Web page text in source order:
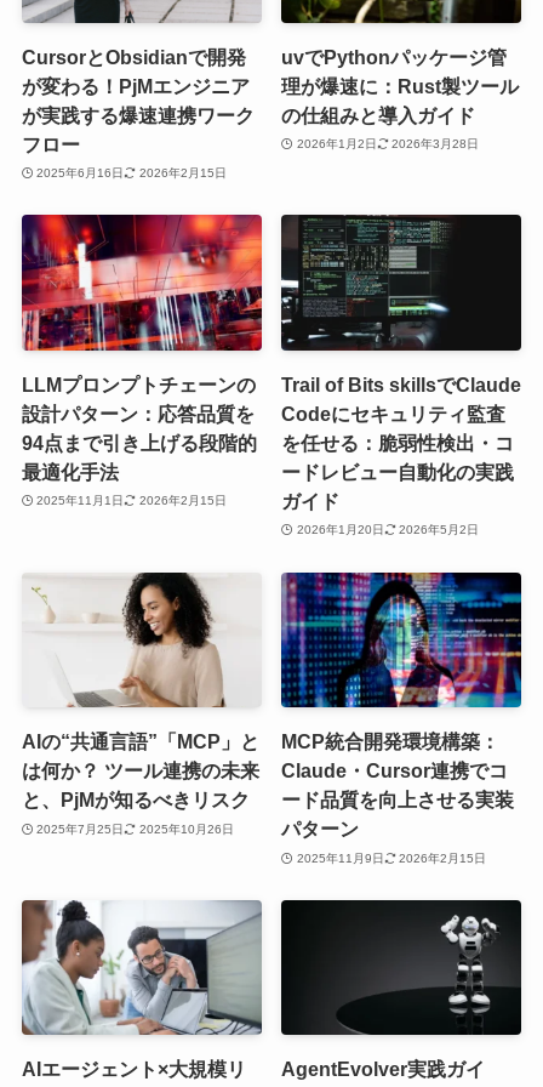
CursorとObsidianで開発
が変わる！PjMエンジニア
が実践する爆速連携ワーク
フロー
2025年6月16日 2026年2月15日
uvでPythonパッケージ管
理が爆速に：Rust製ツール
の仕組みと導入ガイド
2026年1月2日 2026年3月28日
LLMプロンプトチェーンの
設計パターン：応答品質を
94点まで引き上げる段階的
最適化手法
2025年11月1日 2026年2月15日
Trail of Bits skillsでClaude
Codeにセキュリティ監査
を任せる：脆弱性検出・コ
ードレビュー自動化の実践
ガイド
2026年1月20日 2026年5月2日
AIの“共通言語”「MCP」と
は何か？ ツール連携の未来
と、PjMが知るべきリスク
2025年7月25日 2025年10月26日
MCP統合開発環境構築：
Claude・Cursor連携でコ
ード品質を向上させる実装
パターン
2025年11月9日 2026年2月15日
AIエージェント×大規模リ AgentEvolver実践ガイ